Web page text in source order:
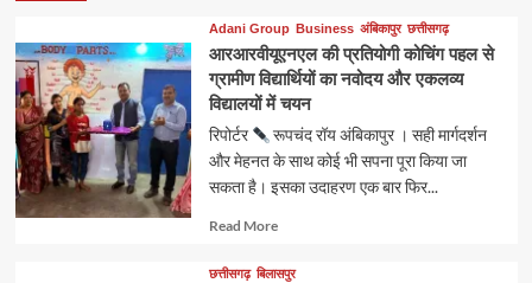
Adani Group Business अंबिकापुर छत्तीसगढ़
आरआरवीयूएनएल की प्रतियोगी कोचिंग पहल से
ग्रामीण विद्यार्थियों का नवोदय और एकलव्य
विद्यालयों में चयन
रिपोर्टर
रूपचंद रॉय अंबिकापुर । सही मार्गदर्शन
और मेहनत के साथ कोई भी सपना पूरा किया जा
सकता है। इसका उदाहरण एक बार फिर...
Read MoreRead
about
छत्तीसगढ़ बिलासपुर